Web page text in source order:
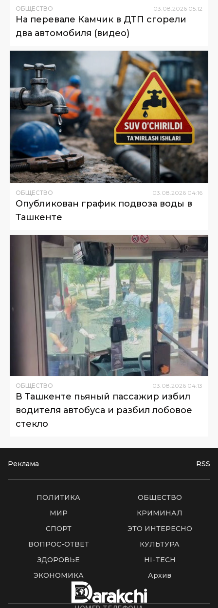
ОБЩЕСТВО 03.08.2026 05:12
На перевале Камчик в ДТП сгорели
два автомобиля (видео)
ОБЩЕСТВО 03.08.2026 04:16
Опубликован график подвоза воды в
Ташкенте
ОБЩЕСТВО 03.08.2026 04:13
В Ташкенте пьяный пассажир избил
водителя автобуса и разбил лобовое
стекло
Реклама RSS
ПОЛИТИКА
ОБЩЕСТВО
МИР
КРИМИНАЛ
СПОРТ
ЭТО ИНТЕРЕСНО
ВОПРОС-ОТВЕТ
КУЛЬТУРА
ЗДОРОВЬЕ
HI-TECH
ЭКОНОМИКА
Архив